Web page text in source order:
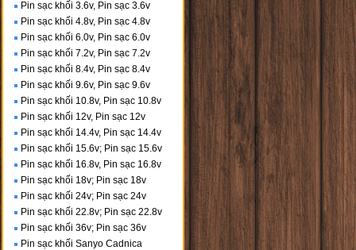
Pin sạc khối 3.6v, Pin sạc 3.6v
Pin sạc khối 4.8v, Pin sạc 4.8v
Pin sạc khối 6.0v, Pin sạc 6.0v
Pin sạc khối 7.2v, Pin sạc 7.2v
Pin sạc khối 8.4v, Pin sạc 8.4v
Pin sạc khối 9.6v, Pin sạc 9.6v
Pin sạc khối 10.8v, Pin sạc 10.8v
Pin sạc khối 12v, Pin sạc 12v
Pin sạc khối 14.4v, Pin sạc 14.4v
Pin sạc khối 15.6v; Pin sạc 15.6v
Pin sạc khối 16.8v, Pin sạc 16.8v
Pin sạc khối 18v; Pin sạc 18v
Pin sạc khối 24v; Pin sạc 24v
Pin sạc khối 22.8v; Pin sạc 22.8v
Pin sạc khối 36v; Pin sạc 36v
Pin sạc khối Sanyo Cadnica